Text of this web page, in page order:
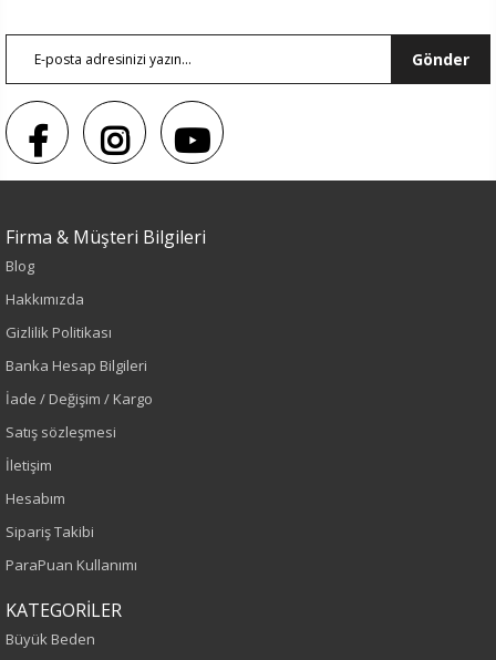
Sezon : KIŞLIK
Bordo
İlkbahar-Yaz
Yetişkin
Kalıp
Gönder
Firma & Müşteri Bilgileri
Blog
Hakkımızda
Gizlilik Politikası
Banka Hesap Bilgileri
İade / Değişim / Kargo
Satış sözleşmesi
İletişim
Hesabım
Sipariş Takibi
ParaPuan Kullanımı
KATEGORİLER
Büyük Beden